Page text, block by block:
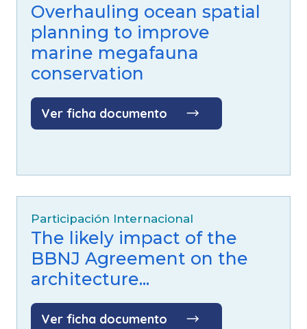
Overhauling ocean spatial
planning to improve
marine megafauna
conservation
Ver ficha documento
Participación Internacional
The likely impact of the
BBNJ Agreement on the
architecture...
Ver ficha documento